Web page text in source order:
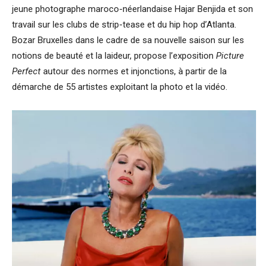
jeune photographe maroco-néerlandaise Hajar Benjida et son
travail sur les clubs de strip-tease et du hip hop d’Atlanta.
Bozar Bruxelles dans le cadre de sa nouvelle saison sur les
notions de beauté et la laideur, propose l’exposition Picture
Perfect autour des normes et injonctions, à partir de la
démarche de 55 artistes exploitant la photo et la vidéo.